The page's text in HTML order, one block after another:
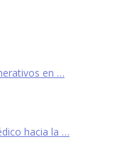
en …
hacia la …